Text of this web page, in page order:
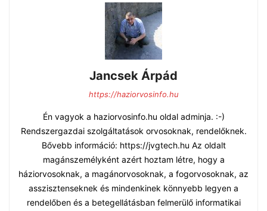
Jancsek Árpád
https://haziorvosinfo.hu
Én vagyok a haziorvosinfo.hu oldal adminja. :-)
Rendszergazdai szolgáltatások orvosoknak, rendelőknek.
Bővebb információ: https://jvgtech.hu Az oldalt
magánszemélyként azért hoztam létre, hogy a
háziorvosoknak, a magánorvosoknak, a fogorvosoknak, az
asszisztenseknek és mindenkinek könnyebb legyen a
rendelőben és a betegellátásban felmerülő informatikai